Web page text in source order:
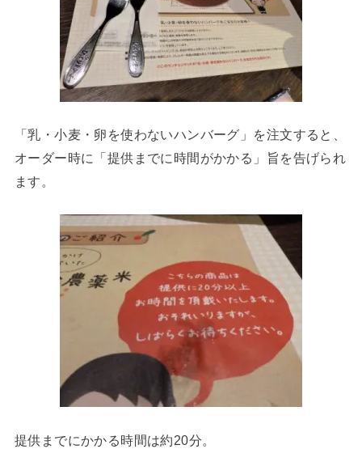
「乳・小麦・卵を使わないハンバーグ」を注文すると、
オーダー時に「提供までに時間がかかる」旨を告げられ
ます。
提供までにかかる時間は約20分。